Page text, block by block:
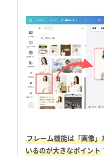
フレーム機能は「画像
いるのが大きなポイント